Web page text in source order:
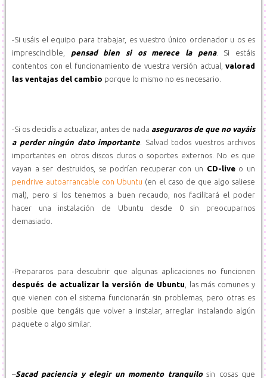
-Si usáis el equipo para trabajar, es vuestro único ordenador u os es
imprescindible, pensad bien si os merece la pena. Si estáis
contentos con el funcionamiento de vuestra versión actual, valorad
las ventajas del cambio porque lo mismo no es necesario.
-Si os decidís a actualizar, antes de nada aseguraros de que no vayáis
a perder ningún dato importante . Salvad todos vuestros archivos
importantes en otros discos duros o soportes externos. No es que
vayan a ser destruidos, se podrían recuperar con un CD-liveo un
pendrive autoarrancable con Ubuntu (en el caso de que algo saliese
mal), pero si los tenemos a buen recaudo, nos facilitará el poder
hacer una instalación de Ubuntu desde 0 sin preocuparnos
demasiado.
-Prepararos para descubrir que algunas aplicaciones no funcionen
después de actualizar la versión de Ubuntu , las más comunes y
que vienen con el sistema funcionarán sin problemas, pero otras es
posible que tengáis que volver a instalar, arreglar instalando algún
paquete o algo similar.
–Sacad paciencia y elegir un momento tranquilosin cosas que